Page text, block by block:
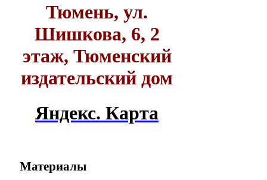
Тюмень, ул.
Шишкова, 6, 2
этаж, Тюменский
издательский дом
Яндекс. Карта
Материалы